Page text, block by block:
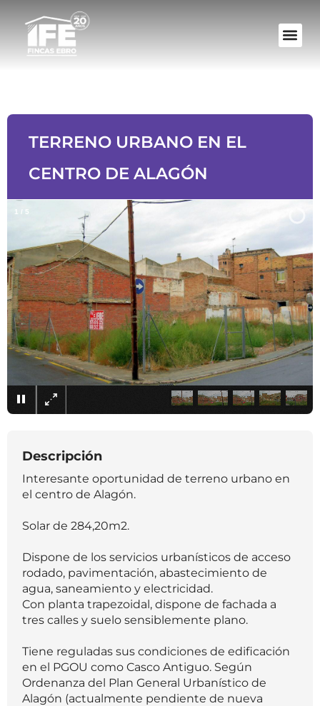
TERRENO URBANO EN EL
CENTRO DE ALAGÓN
×
1 / 5
Descripción
Interesante oportunidad de terreno urbano en
el centro de Alagón.
Solar de 284,20m2.
Dispone de los servicios urbanísticos de acceso
rodado, pavimentación, abastecimiento de
agua, saneamiento y electricidad.
Con planta trapezoidal, dispone de fachada a
tres calles y suelo sensiblemente plano.
Tiene reguladas sus condiciones de edificación
en el PGOU como Casco Antiguo. Según
Ordenanza del Plan General Urbanístico de
Alagón (actualmente pendiente de nueva